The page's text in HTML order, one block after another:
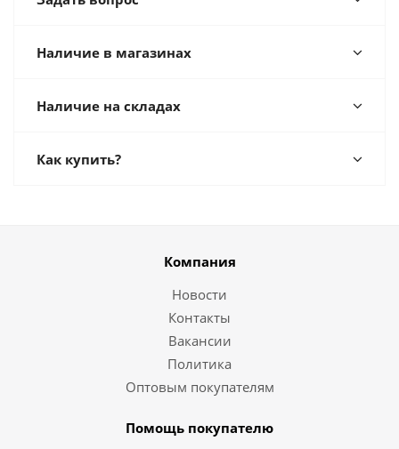
Наличие в магазинах
Наличие на складах
Как купить?
Компания
Новости
Контакты
Вакансии
Политика
Оптовым покупателям
Помощь покупателю